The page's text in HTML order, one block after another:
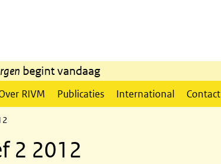
begint vandaag
RIVM Publicaties International Contact
2 2012